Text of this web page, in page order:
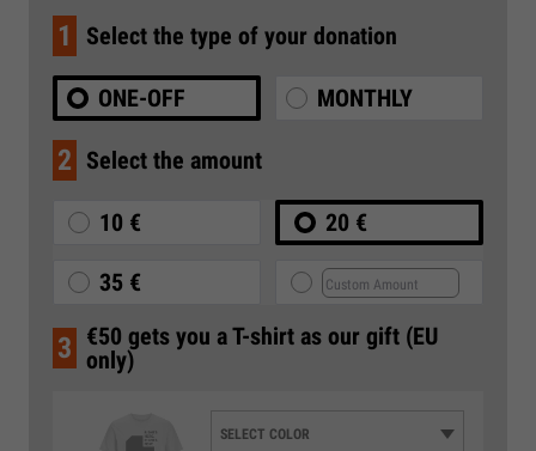
1 Select the type of your donation
ONE-OFF MONTHLY
2 Select the amount
10 € 20 €
35 €
3 €50 gets you a T-shirt as our gift (EU
only)